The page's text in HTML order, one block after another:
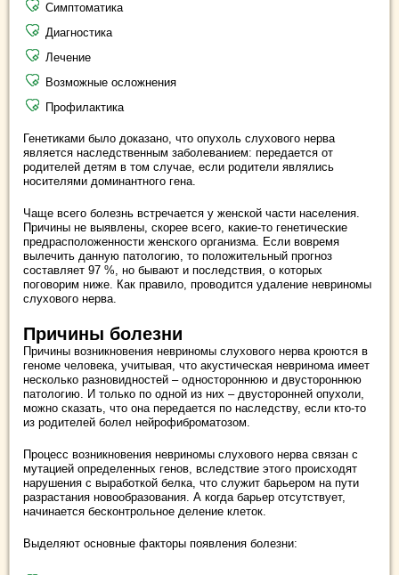
Симптоматика
Диагностика
Лечение
Возможные осложнения
Профилактика
Генетиками было доказано, что опухоль слухового нерва
является наследственным заболеванием: передается от
родителей детям в том случае, если родители являлись
носителями доминантного гена.
Чаще всего болезнь встречается у женской части населения.
Причины не выявлены, скорее всего, какие-то генетические
предрасположенности женского организма. Если вовремя
вылечить данную патологию, то положительный прогноз
составляет 97 %, но бывают и последствия, о которых
поговорим ниже. Как правило, проводится удаление невриномы
слухового нерва.
Причины болезни
Причины возникновения невриномы слухового нерва кроются в
геноме человека, учитывая, что акустическая невринома имеет
несколько разновидностей – одностороннюю и двустороннюю
патологию. И только по одной из них – двусторонней опухоли,
можно сказать, что она передается по наследству, если кто-то
из родителей болел нейрофиброматозом.
Процесс возникновения невриномы слухового нерва связан с
мутацией определенных генов, вследствие этого происходят
нарушения с выработкой белка, что служит барьером на пути
разрастания новообразования. А когда барьер отсутствует,
начинается бесконтрольное деление клеток.
Выделяют основные факторы появления болезни: